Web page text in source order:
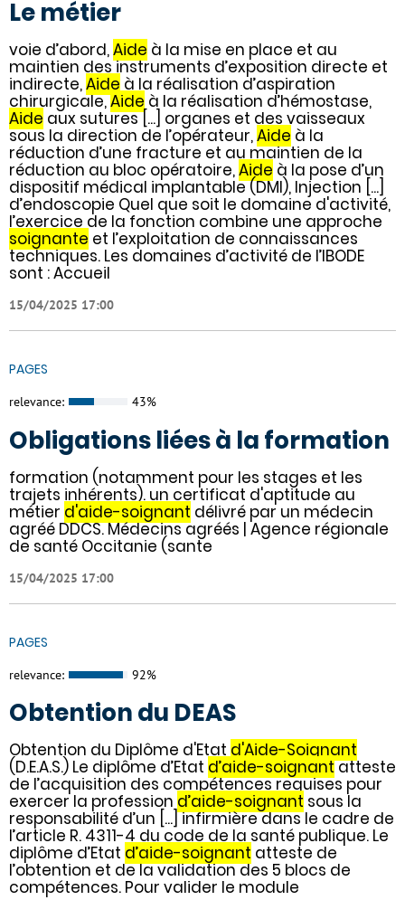
Le métier
voie d’abord,Aide à la mise en place et au
maintien des instruments d’exposition directe et
indirecte,Aide à la réalisation d’aspiration
chirurgicale,Aide à la réalisation d’hémostase,
Aide aux sutures [...] organes et des vaisseaux
sous la direction de l’opérateur,Aide à la
réduction d’une fracture et au maintien de la
réduction au bloc opératoire,Aide à la pose d’un
dispositif médical implantable (DMI), Injection [...]
d’endoscopie Quel que soit le domaine d'activité,
l’exercice de la fonction combine une approche
soignante et l’exploitation de connaissances
techniques. Les domaines d’activité de l’IBODE
sont : Accueil
15/04/2025 17:00
PAGES
relevance: 43%
Obligations liées à la formation
formation (notamment pour les stages et les
trajets inhérents). un certificat d'aptitude au
métier d'aide-soignant délivré par un médecin
agréé DDCS. Médecins agréés | Agence régionale
de santé Occitanie (sante
15/04/2025 17:00
PAGES
relevance: 92%
Obtention du DEAS
Obtention du Diplôme d'Etat d'Aide-Soignant
(D.E.A.S.) Le diplôme d’Etat d’aide-soignantatteste
de l’acquisition des compétences requises pour
exercer la profession d’aide-soignant sous la
responsabilité d’un [...] infirmière dans le cadre de
l’article R. 4311-4 du code de la santé publique. Le
diplôme d’Etat d’aide-soignant atteste de
l’obtention et de la validation des 5 blocs de
compétences. Pour valider le module